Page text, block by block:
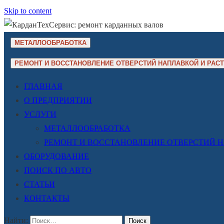
Skip to content
МЕТАЛЛООБРАБОТКА
РЕМОНТ И ВОССТАНОВЛЕНИЕ ОТВЕРСТИЙ НАПЛАВКОЙ И
ГЛАВНАЯ
О ПРЕДПРИЯТИИ
УСЛУГИ
МЕТАЛЛООБРАБОТКА
РЕМОНТ И ВОССТАНОВЛЕНИЕ ОТВЕРСТИЙ
ОБОРУДОВАНИЕ
ПОИСК ПО АВТО
СТАТЬИ
КОНТАКТЫ
Найти: